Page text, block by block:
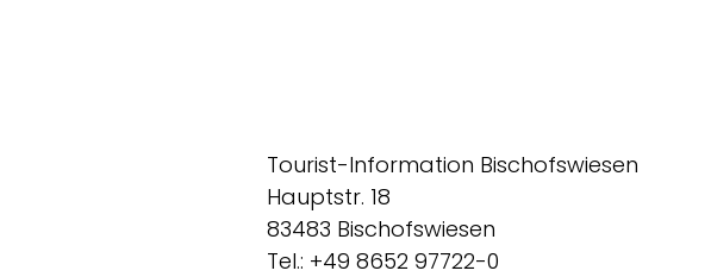
Tourist-Information Bischofswiesen
Hauptstr. 18
83483 Bischofswiesen
Tel.: +49 8652 97722-0